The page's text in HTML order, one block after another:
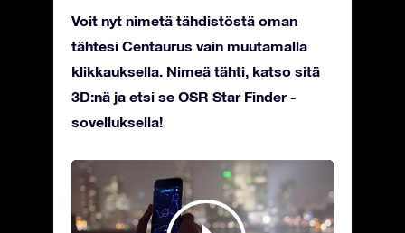
Voit nyt nimetä tähdistöstä oman
tähtesi Centaurus vain muutamalla
klikkauksella. Nimeä tähti, katso sitä
3D:nä ja etsi se OSR Star Finder -
sovelluksella!